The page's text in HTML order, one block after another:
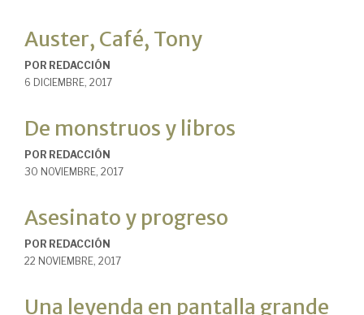
Auster, Café, Tony
POR REDACCIÓN
6 DICIEMBRE, 2017
De monstruos y libros
POR REDACCIÓN
30 NOVIEMBRE, 2017
Asesinato y progreso
POR REDACCIÓN
22 NOVIEMBRE, 2017
Una leyenda en pantalla grande